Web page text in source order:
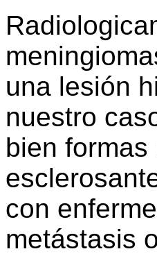
una lesión
nuestro
bien
con
metástasis